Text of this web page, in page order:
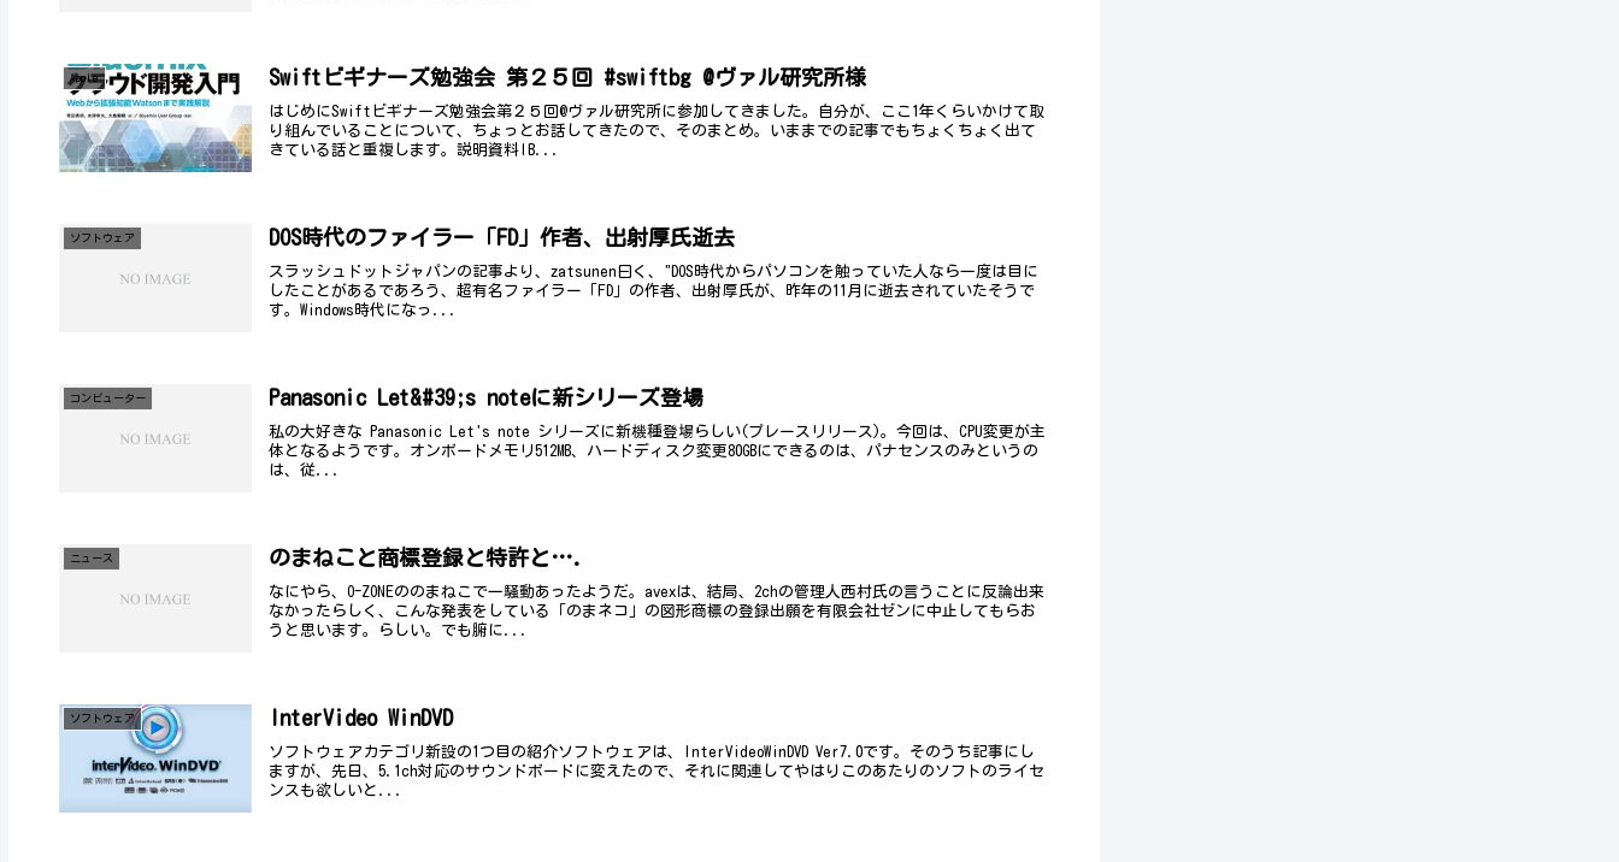
Apple Swiftビギナーズ勉強会 第２５回 #swiftbg @ヴァル研究所様
はじめにSwiftビギナーズ勉強会第２５回@ヴァル研究所に参加してきました。自分が、ここ1年くらいかけて取
り組んでいることについて、ちょっとお話してきたので、そのまとめ。いままでの記事でもちょくちょく出て
きている話と重複します。説明資料IB...
ソフトウェア DOS時代のファイラー「FD」作者、出射厚氏逝去
スラッシュドットジャパンの記事より、zatsunen曰く、"DOS時代からパソコンを触っていた人なら一度は目に
したことがあるであろう、超有名ファイラー「FD」の作者、出射厚氏が、昨年の11月に逝去されていたそうで
す。Windows時代になっ...
コンビューター Panasonic Let&#39;s noteに新シリーズ登場
私の大好きな Panasonic Let's note シリーズに新機種登場らしい(プレースリリース)。今回は、CPU変更が主
体となるようです。オンボードメモリ512MB、ハードディスク変更80GBにできるのは、パナセンスのみというの
は、従...
ニュース のまねこと商標登録と特許と….
なにやら、O-ZONEののまねこで一騒動あったようだ。avexは、結局、2chの管理人西村氏の言うことに反論出来
なかったらしく、こんな発表をしている「のまネコ」の図形商標の登録出願を有限会社ゼンに中止してもらお
うと思います。らしい。でも腑に...
ソフトウェア InterVideo WinDVD
ソフトウェアカテゴリ新設の1つ目の紹介ソフトウェアは、InterVideoWinDVD Ver7.0です。そのうち記事にし
ますが、先日、5.1ch対応のサウンドボードに変えたので、それに関連してやはりこのあたりのソフトのライセ
ンスも欲しいと...